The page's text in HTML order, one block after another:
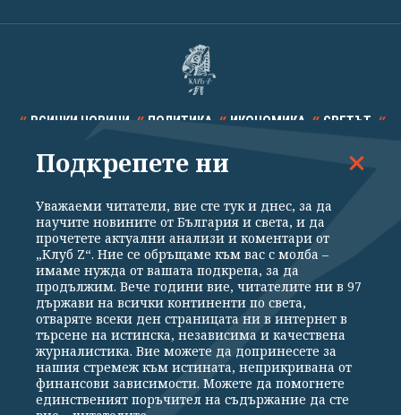
ВСИЧКИ НОВИНИ ПОЛИТИКА ИКОНОМИКА СВЕТЪТ
СПОРТ КУЛТУРА ТЕХНОЛОГИИ КАЛЕЙДОСКОП
Общи условия
Политика за поверителност
Реклама
Партньори Контакти
За Клуб Z
Екип
Подкрепете ни
Издател на www.clubz.bg е „Клуб Зебра Медия“ ЕООД, София, ул. "Алеко
Подкрепете ни
Уважаеми читатели, вие сте тук и днес, за да
научите новините от България и света, и да
прочетете актуални анализи и коментари от
„Клуб Z“. Ние се обръщаме към вас с молба –
имаме нужда от вашата подкрепа, за да
продължим. Вече години вие, читателите ни в 97
държави на всички континенти по света,
отваряте всеки ден страницата ни в интернет в
търсене на истинска, независима и качествена
журналистика. Вие можете да допринесете за
нашия стремеж към истината, неприкривана от
финансови зависимости. Можете да помогнете
единственият поръчител на съдържание да сте